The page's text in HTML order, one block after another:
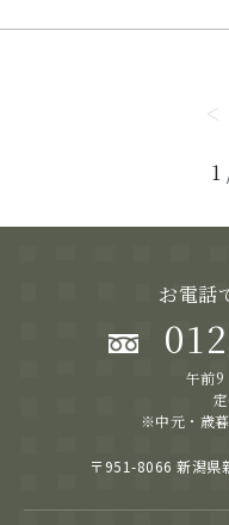
<
1
お電話
午前
※中元・歳
〒951-8066 新潟県